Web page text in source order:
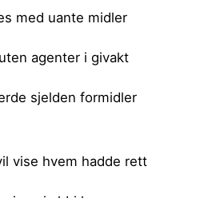
med uante midler
agenter i givakt
sjelden formidler
vise hvem hadde rett